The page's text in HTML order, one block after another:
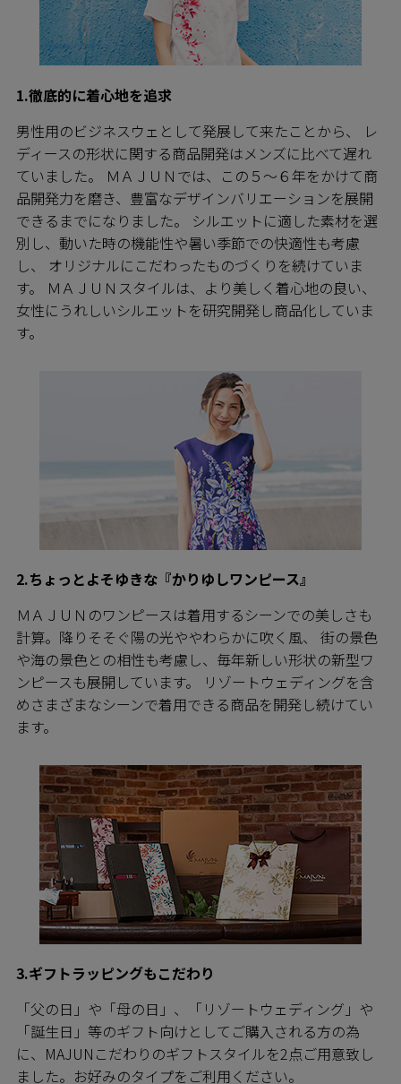
1.徹底的に着心地を追求
男性用のビジネスウェとして発展して来たことから、 レ
ディースの形状に関する商品開発はメンズに比べて遅れ
ていました。 ＭＡＪＵＮでは、この５～６年をかけて商
品開発力を磨き、豊富なデザインバリエーションを展開
できるまでになりました。 シルエットに適した素材を選
別し、動いた時の機能性や暑い季節での快適性も考慮
し、 オリジナルにこだわったものづくりを続けていま
す。 ＭＡＪＵＮスタイルは、より美しく着心地の良い、
女性にうれしいシルエットを研究開発し商品化していま
す。
2.ちょっとよそゆきな『かりゆしワンピース』
ＭＡＪＵＮのワンピースは着用するシーンでの美しさも
計算。降りそそぐ陽の光ややわらかに吹く風、 街の景色
や海の景色との相性も考慮し、毎年新しい形状の新型ワ
ンピースも展開しています。 リゾートウェディングを含
めさまざまなシーンで着用できる商品を開発し続けてい
ます。
3.ギフトラッピングもこだわり
「父の日」や「母の日」、「リゾートウェディング」や
「誕生日」等のギフト向けとしてご購入される方の為
に、MAJUNこだわりのギフトスタイルを2点ご用意致し
ました。お好みのタイプをご利用ください。